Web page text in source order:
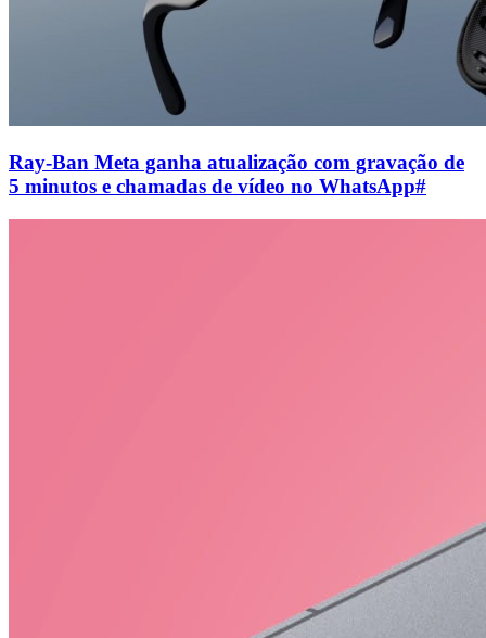
Ray-Ban Meta ganha atualização com gravação de
5 minutos e chamadas de vídeo no WhatsApp#